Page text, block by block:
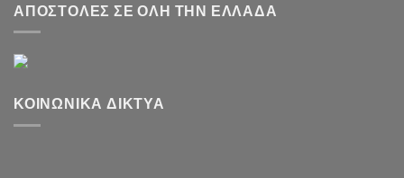
ΑΠΟΣΤΟΛΈΣ ΣΕ ΌΛΗ ΤΗΝ ΕΛΛΆΔΑ
ΚΟΙΝΩΝΙΚΆ ΔΊΚΤΥΑ